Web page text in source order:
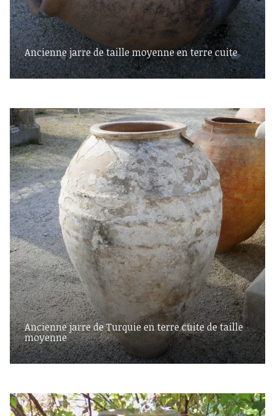
Ancienne jarre de taille moyenne en terre cuite
Ancienne jarre de Turquie en terre cuite de taille
moyenne